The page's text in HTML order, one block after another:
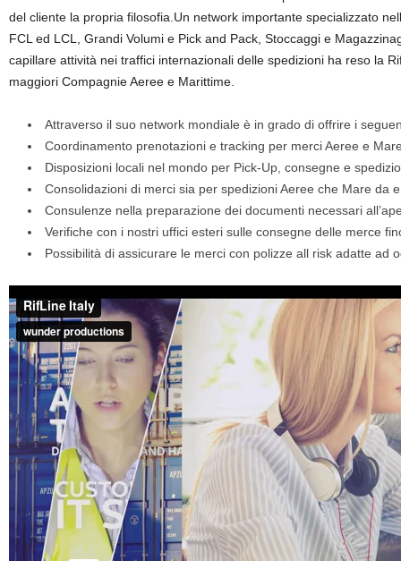
del cliente la propria filosofia. Un network importante specializzato
FCL ed LCL, Grandi Volumi e Pick and Pack, Stoccaggi e
capillare attività nei traffici internazionali delle spedizioni ha reso la
maggiori Compagnie Aeree e Marittime.
Attraverso il suo network mondiale è in grado di offrire i
Coordinamento prenotazioni e tracking per merci Aeree e
Disposizioni locali nel mondo per Pick-Up, consegne e
Consolidazioni di merci sia per spedizioni Aeree che Mare da
Consulenze nella preparazione dei documenti necessari
Verifiche con i nostri uffici esteri sulle consegne delle merce
Possibilità di assicurare le merci con polizze all risk adatte ad